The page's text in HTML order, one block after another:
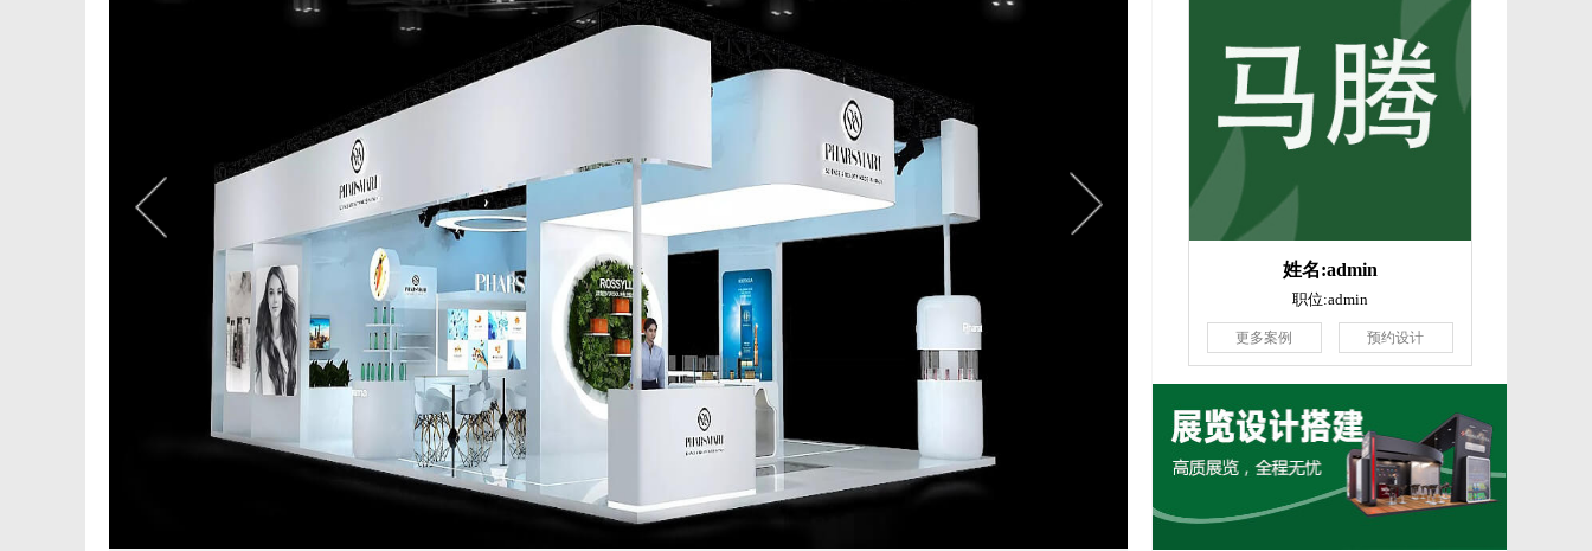
姓名:admin
职位:admin
更多案例 预约设计